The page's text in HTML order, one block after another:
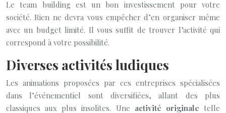
Le team building est un bon investissement pour votre
société. Rien ne devra vous empêcher d’en organiser même
avec un budget limité. Il vous suffit de trouver l’activité qui
correspond à votre possibilité.
Diverses activités ludiques
Les animations proposées par ces entreprises spécialisées
dans l’événementiel sont diversifiées, allant des plus
classiques aux plus insolites. Une activité originale telle